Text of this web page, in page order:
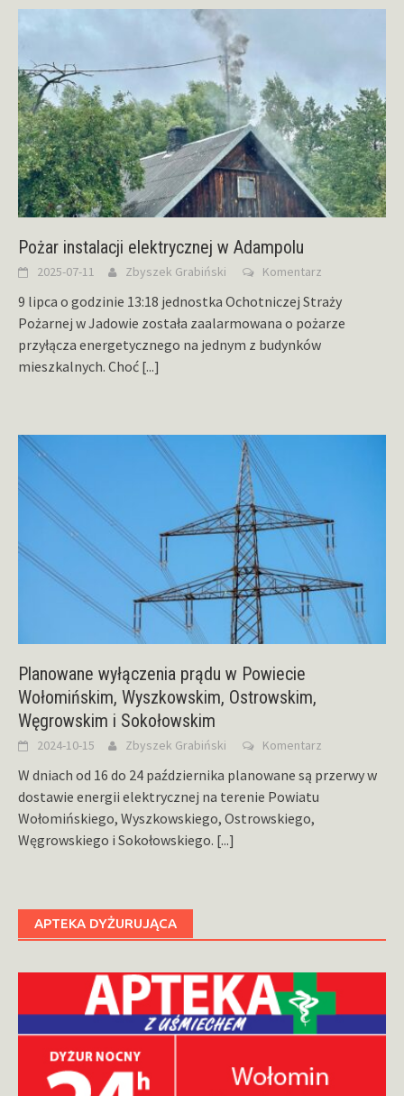
Pożar instalacji elektrycznej w Adampolu
2025-07-11 Zbyszek Grabiński Komentarz
9 lipca o godzinie 13:18 jednostka Ochotniczej Straży
Pożarnej w Jadowie została zaalarmowana o pożarze
przyłącza energetycznego na jednym z budynków
mieszkalnych. Choć [...]
Planowane wyłączenia prądu w Powiecie
Wołomińskim, Wyszkowskim, Ostrowskim,
Węgrowskim i Sokołowskim
2024-10-15 Zbyszek Grabiński Komentarz
W dniach od 16 do 24 października planowane są przerwy w
dostawie energii elektrycznej na terenie Powiatu
Wołomińskiego, Wyszkowskiego, Ostrowskiego,
Węgrowskiego i Sokołowskiego. [...]
APTEKA DYŻURUJĄCA